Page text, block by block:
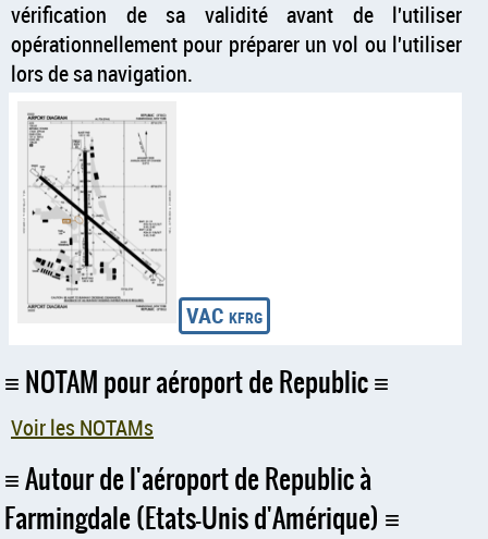
vérification de sa validité avant de l'utiliser
opérationnellement pour préparer un vol ou l'utiliser
lors de sa navigation.
NOTAM pour aéroport de Republic
Voir les NOTAMs
Autour de l'aéroport de Republic à
Farmingdale (Etats-Unis d'Amérique)